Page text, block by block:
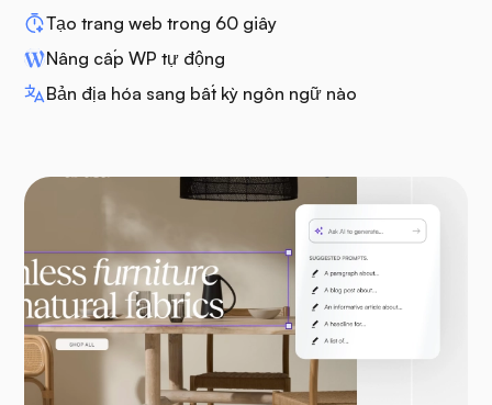
Tạo trang web trong 60 giây
Nâng cấp WP tự động
Bản địa hóa sang bất kỳ ngôn ngữ nào